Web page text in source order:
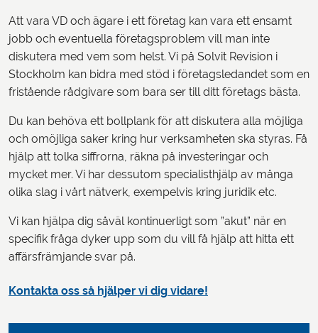
Att vara VD och ägare i ett företag kan vara ett ensamt
jobb och eventuella företagsproblem vill man inte
diskutera med vem som helst. Vi på Solvit Revision i
Stockholm kan bidra med stöd i företagsledandet som en
fristående rådgivare som bara ser till ditt företags bästa.
Du kan behöva ett bollplank för att diskutera alla möjliga
och omöjliga saker kring hur verksamheten ska styras. Få
hjälp att tolka siffrorna, räkna på investeringar och
mycket mer. Vi har dessutom specialisthjälp av många
olika slag i vårt nätverk, exempelvis kring juridik etc.
Vi kan hjälpa dig såväl kontinuerligt som ”akut” när en
specifik fråga dyker upp som du vill få hjälp att hitta ett
affärsfrämjande svar på.
Kontakta oss så hjälper vi dig vidare!